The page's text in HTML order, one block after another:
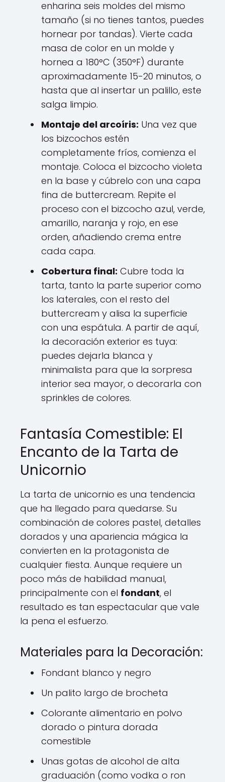
enharina seis moldes del mismo
tamaño (si no tienes tantos, puedes
hornear por tandas). Vierte cada
masa de color en un molde y
hornea a 180°C (350°F) durante
aproximadamente 15-20 minutos, o
hasta que al insertar un palillo, este
salga limpio.
Montaje del arcoíris: Una vez que
los bizcochos estén
completamente fríos, comienza el
montaje. Coloca el bizcocho violeta
en la base y cúbrelo con una capa
fina de buttercream. Repite el
proceso con el bizcocho azul, verde,
amarillo, naranja y rojo, en ese
orden, añadiendo crema entre
cada capa.
Cobertura final: Cubre toda la
tarta, tanto la parte superior como
los laterales, con el resto del
buttercream y alisa la superficie
con una espátula. A partir de aquí,
la decoración exterior es tuya:
puedes dejarla blanca y
minimalista para que la sorpresa
interior sea mayor, o decorarla con
sprinkles de colores.
Fantasía Comestible: El
Encanto de la Tarta de
Unicornio
La tarta de unicornio es una tendencia
que ha llegado para quedarse. Su
combinación de colores pastel, detalles
dorados y una apariencia mágica la
convierten en la protagonista de
cualquier fiesta. Aunque requiere un
poco más de habilidad manual,
principalmente con el fondant, el
resultado es tan espectacular que vale
la pena el esfuerzo.
Materiales para la Decoración:
Fondant blanco y negro
Un palito largo de brocheta
Colorante alimentario en polvo
dorado o pintura dorada
comestible
Unas gotas de alcohol de alta
graduación (como vodka o ron